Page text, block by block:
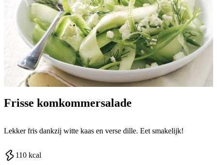
Frisse komkommersalade
Lekker fris dankzij witte kaas en verse dille. Eet smakelijk!
110 kcal